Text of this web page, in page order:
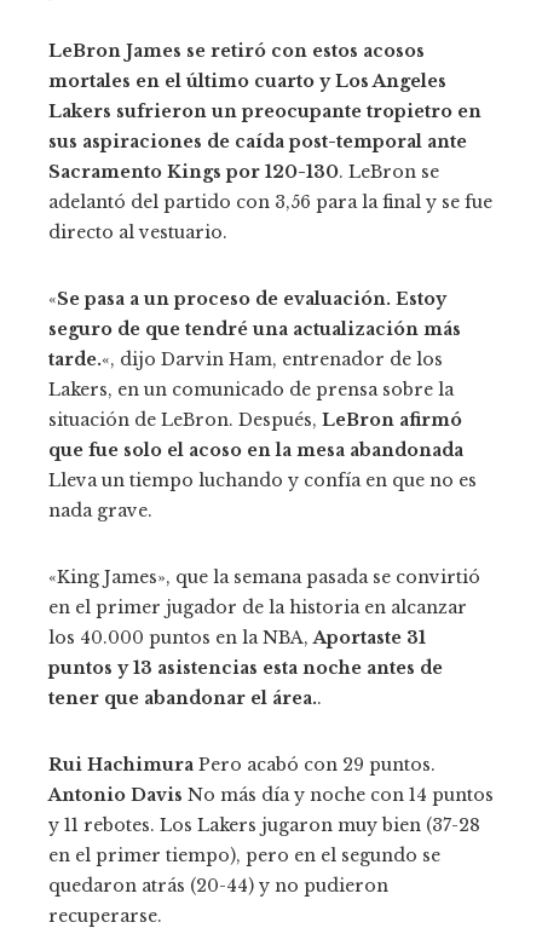
LeBron James se retiró con estos acosos
mortales en el último cuarto y Los Angeles
Lakers sufrieron un preocupante tropietro en
sus aspiraciones de caída post-temporal ante
Sacramento Kings por 120-130. LeBron se
adelantó del partido con 3,56 para la final y se fue
directo al vestuario.
«Se pasa a un proceso de evaluación. Estoy
seguro de que tendré una actualización más
tarde.«, dijo Darvin Ham, entrenador de los
Lakers, en un comunicado de prensa sobre la
situación de LeBron. Después, LeBron afirmó
que fue solo el acoso en la mesa abandonada
Lleva un tiempo luchando y confía en que no es
nada grave.
«King James», que la semana pasada se convirtió
en el primer jugador de la historia en alcanzar
los 40.000 puntos en la NBA,Aportaste 31
puntos y 13 asistencias esta noche antes de
tener que abandonar el área..
Rui Hachimura Pero acabó con 29 puntos.
Antonio Davis No más día y noche con 14 puntos
y 11 rebotes. Los Lakers jugaron muy bien (37-28
en el primer tiempo), pero en el segundo se
quedaron atrás (20-44) y no pudieron
recuperarse.